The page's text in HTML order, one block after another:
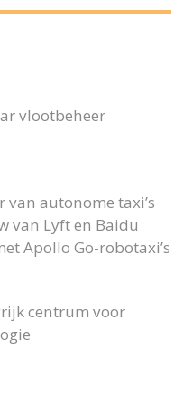
vlootbeheer
van autonome taxi’s
van Lyft en Baidu
Apollo Go-robotaxi’s
centrum voor